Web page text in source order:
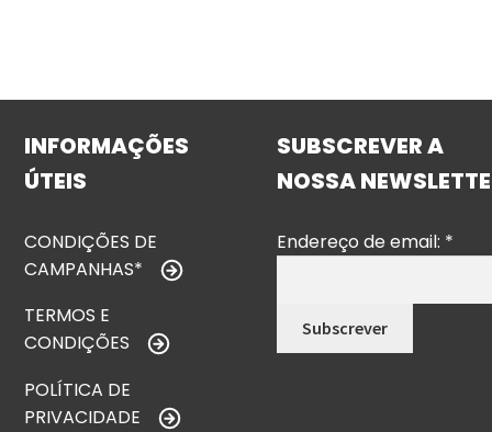
INFORMAÇÕES
ÚTEIS
CONDIÇÕES DE
CAMPANHAS*
TERMOS E
CONDIÇÕES
POLÍTICA DE
PRIVACIDADE
SUBSCREVER A
NOSSA
Endereço de email: *